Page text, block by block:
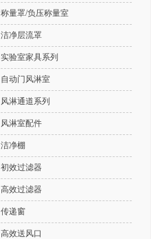
称量罩/负压称量室
洁净层流罩
实验室家具系列
自动门风淋室
风淋通道系列
风淋室配件
洁净棚
初效过滤器
高效过滤器
传递窗
高效送风口